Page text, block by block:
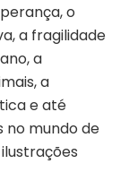
o
a fragilidade
a
a
e até
no mundo de